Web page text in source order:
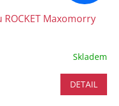
Maxomorry
Skladem
DETAIL